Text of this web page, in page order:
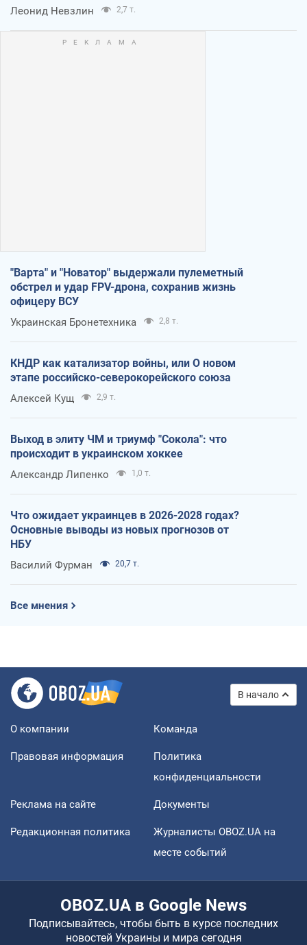
Леонид Невзлин 2,7 т.
"Варта" и "Новатор" выдержали пулеметный
обстрел и удар FPV-дрона, сохранив жизнь
офицеру ВСУ
Украинская Бронетехника 2,8 т.
КНДР как катализатор войны, или О новом
этапе российско-северокорейского союза
Алексей Кущ 2,9 т.
Выход в элиту ЧМ и триумф "Сокола": что
происходит в украинском хоккее
Александр Липенко 1,0 т.
Что ожидает украинцев в 2026-2028 годах?
Основные выводы из новых прогнозов от
НБУ
Василий Фурман 20,7 т.
Все мнения
В начало
О компании Команда
Правовая информация
Политика
конфиденциальности
Реклама на сайте Документы
Редакционная политика
Журналисты OBOZ.UA на
месте событий
OBOZ.UA в Google News
Подписывайтесь, чтобы быть в курсе последних
новостей Украины и мира сегодня